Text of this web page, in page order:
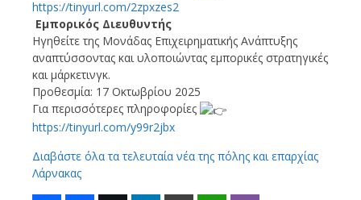
https://tinyurl.com/2zpxzes2
Εμπορικός Διευθυντής
Ηγηθείτε της Μονάδας Επιχειρηματικής Ανάπτυξης
αναπτύσσοντας και υλοποιώντας εμπορικές στρατηγικές
και μάρκετινγκ.
Προθεσμία: 17 Οκτωβρίου 2025
Για περισσότερες πληροφορίες
https://tinyurl.com/y99r2jbx
Διαβάστε όλα τα τελευταία νέα της πόλης και επαρχίας
Λάρνακας